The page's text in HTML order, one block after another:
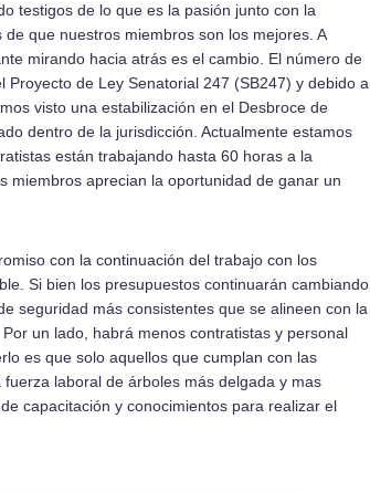
testigos de lo que es la pasión junto con la
que nuestros miembros son los mejores. A
mirando hacia atrás es el cambio. El número de
de Ley Senatorial 247 (SB247) y debido a
visto una estabilización en el Desbroce de
dentro de la jurisdicción. Actualmente estamos
están trabajando hasta 60 horas a la
miembros aprecian la oportunidad de ganar un
con la continuación del trabajo con los
Si bien los presupuestos continuarán cambiando,
seguridad más consistentes que se alineen con la
un lado, habrá menos contratistas y personal
es que solo aquellos que cumplan con las
laboral de árboles más delgada y mas
capacitación y conocimientos para realizar el